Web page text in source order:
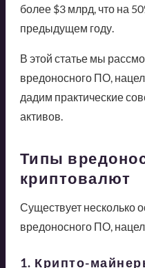
более $3 млрд, что на
предыдущем году.
В этой статье мы
вредоносного ПО,
дадим практические
активов.
Типы
криптовалют
Существует несколько
вредоносного ПО,
1. Крипто-